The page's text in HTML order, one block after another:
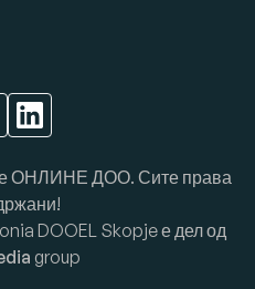
ОНЛИНЕ ДОО. Сите права
DOOEL Skopje е дел од
group